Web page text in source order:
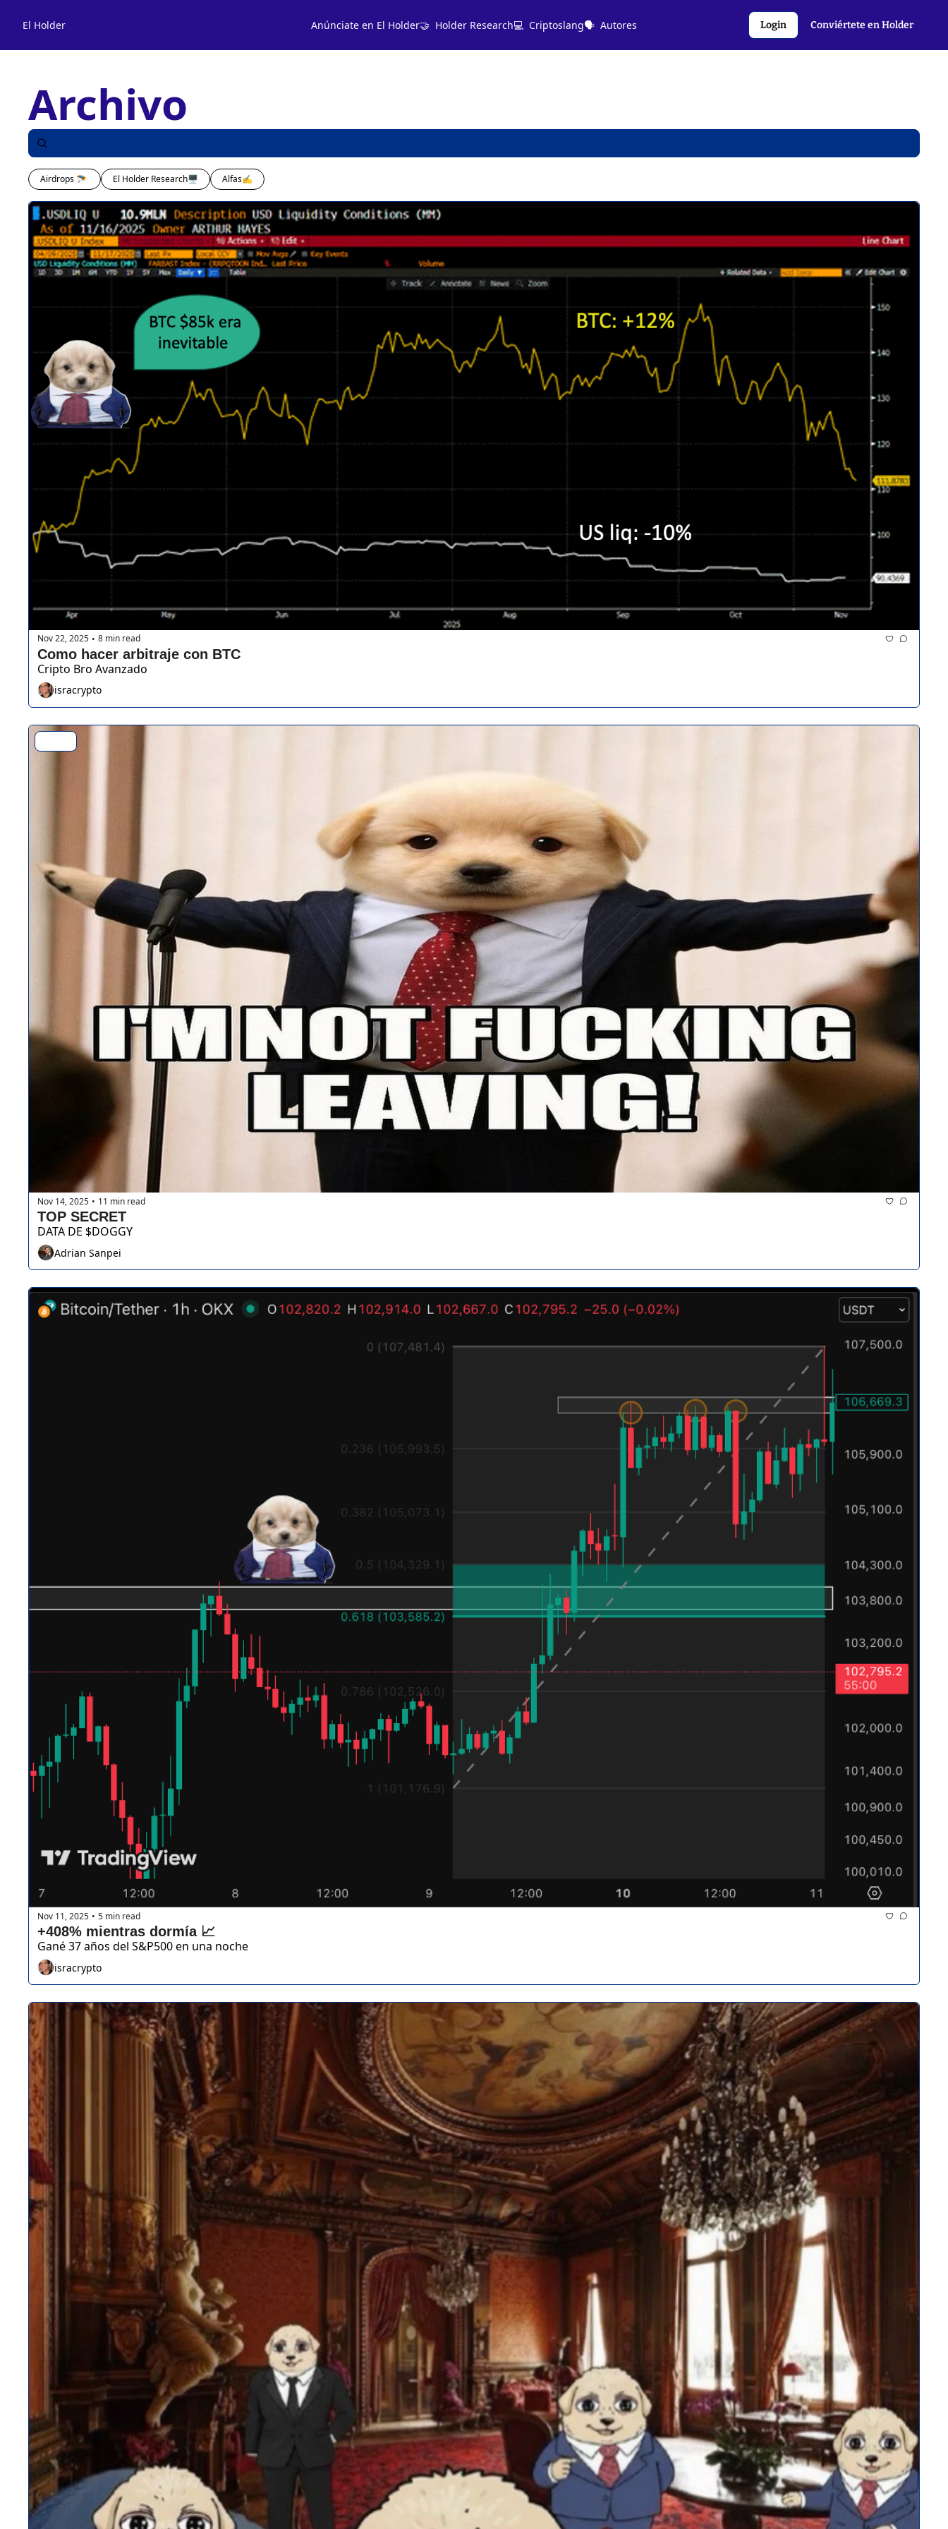
El Holder Anúnciate en El Holder🤝 Holder Research💻️ Criptoslang🗣️ Autores Login Conviértete en Holder
Archivo
El Holder Research🖥️ Alfas✍️
Nov 22, 2025 • 8 min read
Como hacer arbitraje con BTC
Cripto Bro Avanzado
isracrypto
Nov 14, 2025 • 11 min read
DATA DE $DOGGY
Adrian Sanpei
Nov 11, 2025 • 5 min read
+408% mientras dormía 📈
Gané 37 años del S&P500 en una noche
isracrypto